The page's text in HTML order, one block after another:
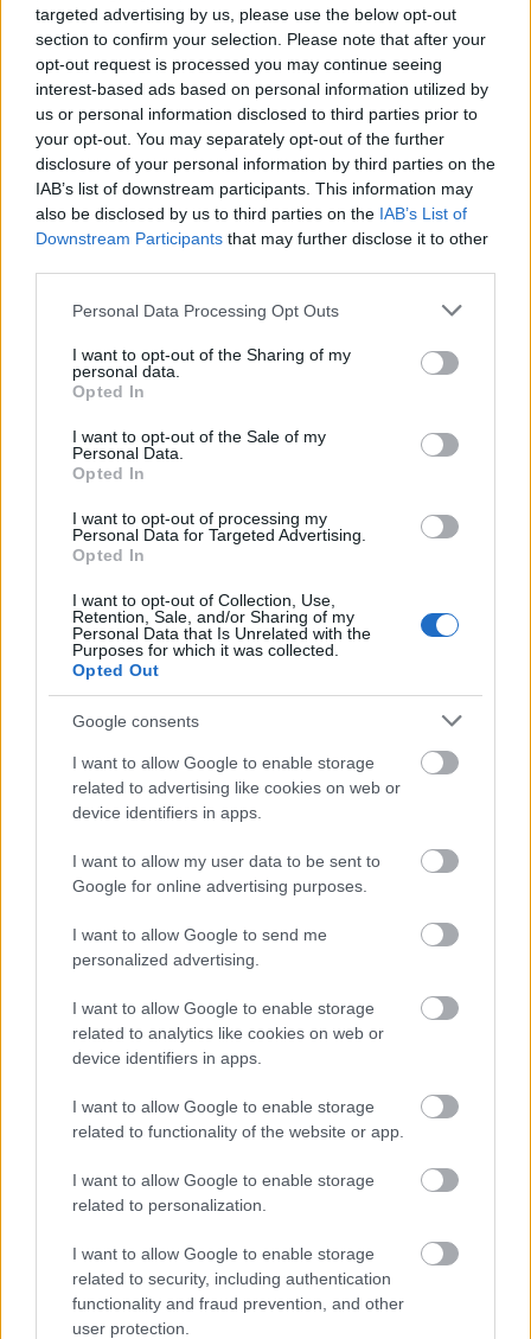
targeted advertising by us, please use the below opt-out
section to confirm your selection. Please note that after your
opt-out request is processed you may continue seeing
interest-based ads based on personal information utilized by
us or personal information disclosed to third parties prior to
your opt-out. You may separately opt-out of the further
disclosure of your personal information by third parties on the
IAB’s list of downstream participants. This information may
also be disclosed by us to third parties on the IAB’s List of
Downstream Participants that may further disclose it to other
Please note that this website/app uses one or more Google
not limited to your visit or usage behaviour. You may click to
grant or deny consent to Google and its third-party tags to
use your data for below specified purposes in below Google
consent section.
Personal Data Processing Opt Outs
I want to opt-out of the Sharing of my
personal data.
Opted In
I want to opt-out of the Sale of my
Personal Data.
Opted In
I want to opt-out of processing my
Personal Data for Targeted Advertising.
Opted In
I want to opt-out of Collection, Use,
Retention, Sale, and/or Sharing of my
Personal Data that Is Unrelated with the
Purposes for which it was collected.
Opted Out
Google consents
I want to allow Google to enable storage
related to advertising like cookies on web or
device identifiers in apps.
I want to allow my user data to be sent to
Google for online advertising purposes.
I want to allow Google to send me
personalized advertising.
I want to allow Google to enable storage
related to analytics like cookies on web or
device identifiers in apps.
I want to allow Google to enable storage
related to functionality of the website or app.
I want to allow Google to enable storage
related to personalization.
I want to allow Google to enable storage
related to security, including authentication
functionality and fraud prevention, and other
user protection.
Uniós források: íme a teendők, amelyek a
pénzek érkezéséhez még szükségesek
ELEMZÉSEK 2026. júl. 20.
Minden idők legjövedelmezőbbje és
legdrágábbja volt az amerikai foci vb -
gyorsmérleg
HÍREK 2026. júl. 20.
Mi lett Alain Delon vagyonával? Adóhatósági
csavar a sztoriban